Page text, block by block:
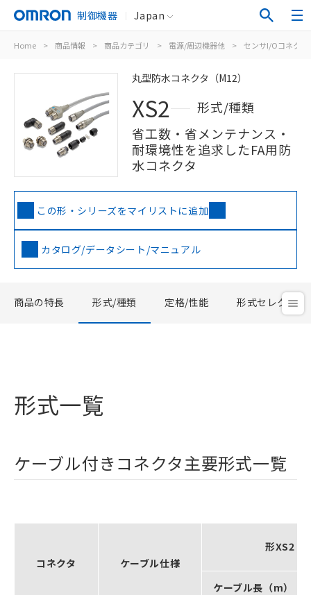
制御機器 Japan
Home > 商品情報 > 商品カテゴリ > 電源/周辺機器他 > センサI/Oコネク
丸型防水コネクタ（M12）
XS2
形式/種類
省工数・省メンテナンス・
耐環境性を追求したFA用防
水コネクタ
この形・シリーズをマイリストに追加
カタログ/データシート/マニュアル
商品の特長 形式/種類 定格/性能 形式セレクタ
形式一覧
ケーブル付きコネクタ主要形式一覧
コネクタ ケーブル仕様
形XS2：
ケーブル長（m）